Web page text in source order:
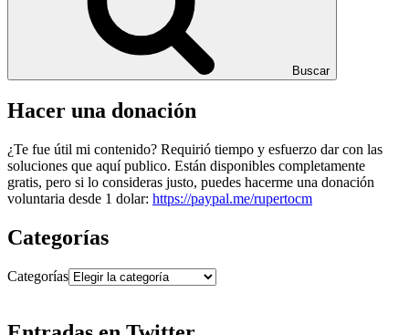
Buscar
Hacer una donación
¿Te fue útil mi contenido? Requirió tiempo y esfuerzo dar con las
soluciones que aquí publico. Están disponibles completamente
gratis, pero si lo consideras justo, puedes hacerme una donación
voluntaria desde 1 dolar: https://paypal.me/rupertocm
Categorías
Categorías